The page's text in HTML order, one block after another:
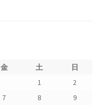
金 土
日
1
2
7 8
9